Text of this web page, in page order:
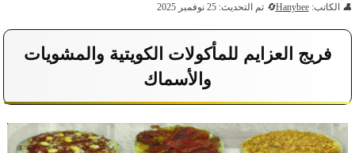
الكاتب:Hanybee تم التحديث: 25 نوفمبر 2025
فريج العزايم للمأكولات الكويتية والمشويات
والأسماك